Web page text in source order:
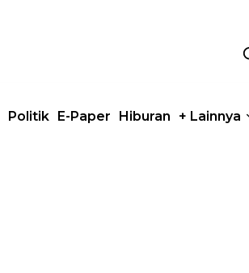
Politik E-Paper Hiburan + Lainnya